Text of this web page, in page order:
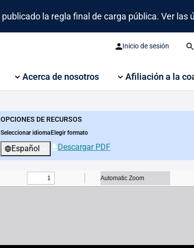
la regla final de carga pública. Ver
Inicio de sesión
Acerca de nosotros Afiliación a la
OPCIONES DE RECURSOS
Seleccionar idioma
Español
Elegir formato
Descargar PDF